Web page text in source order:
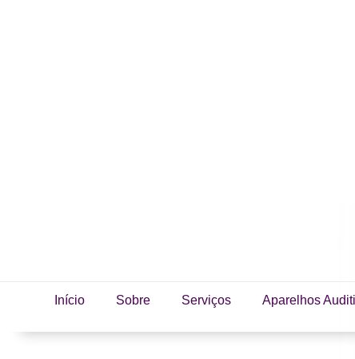
Início Sobre Serviços Aparelhos